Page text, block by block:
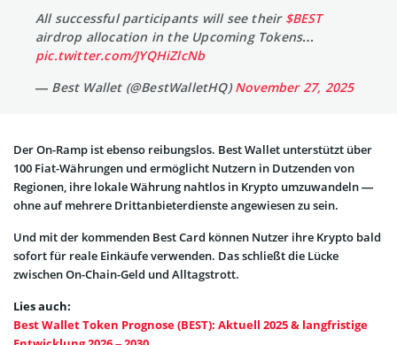
All successful participants will see their $BEST
airdrop allocation in the Upcoming Tokens…
pic.twitter.com/JYQHiZlcNb
— Best Wallet (@BestWalletHQ)November 27, 2025
Der On-Ramp ist ebenso reibungslos. Best Wallet unterstützt über
100 Fiat-Währungen und ermöglicht Nutzern in Dutzenden von
Regionen, ihre lokale Währung nahtlos in Krypto umzuwandeln —
ohne auf mehrere Drittanbieterdienste angewiesen zu sein.
Und mit der kommenden Best Card können Nutzer ihre Krypto bald
sofort für reale Einkäufe verwenden. Das schließt die Lücke
zwischen On-Chain-Geld und Alltagstrott.
Lies auch:
Best Wallet Token Prognose (BEST): Aktuell 2025 & langfristige